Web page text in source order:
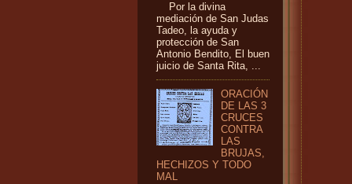
Por la divina
mediación de San Judas
Tadeo, la ayuda y
protección de San
Antonio Bendito, El buen
juicio de Santa Rita, ...
ORACIÓN
DE LAS 3
CRUCES
CONTRA
LAS
BRUJAS,
HECHIZOS Y TODO
MAL